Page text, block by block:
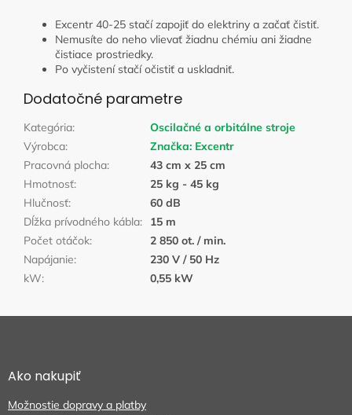
Excentr 40-25 stačí zapojiť do elektriny a začať čistiť.
Nemusíte do neho vlievať žiadnu chémiu ani žiadne
čistiace prostriedky.
Po vyčistení stačí očistiť a uskladniť.
Dodatočné parametre
Kategória:
Oscilačné a orbitálne stroje
Výrobca: Značka: Excentr
Pracovná plocha:
43 cm x 25 cm
Hmotnosť:
25 kg - 45 kg
Hlučnosť:
60 dB
Dĺžka prívodného kábla:
15 m
Počet otáčok:
2 850 ot. / min.
Napájanie:
230 V / 50 Hz
kW: 0,55 kW
äAko nakupiť
Možnostie dopravy a platby